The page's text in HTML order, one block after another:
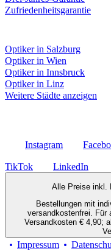
Zufriedenheitsgarantie
Optiker in Salzburg
Optiker in Wien
Optiker in Innsbruck
Optiker in Linz
Weitere Städte anzeigen
Instagram
TikTok LinkedIn
Alle Preise inkl.
Bestellungen mit
versandkostenfrei. Für
Versandkosten € 4,90;
Impressum